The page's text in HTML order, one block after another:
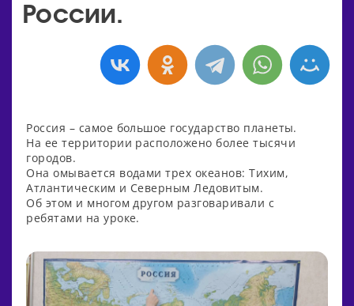
России.
Россия – самое большое государство планеты.
На ее территории расположено более тысячи
городов.
Она омывается водами трех океанов: Тихим,
Атлантическим и Северным Ледовитым.
Об этом и многом другом разговаривали с
ребятами на уроке.